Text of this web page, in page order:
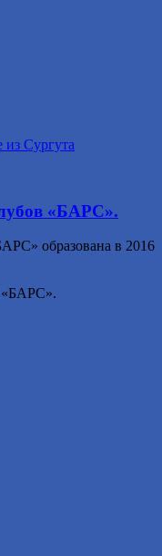
Сургута
«БАРС».
образована в 2016